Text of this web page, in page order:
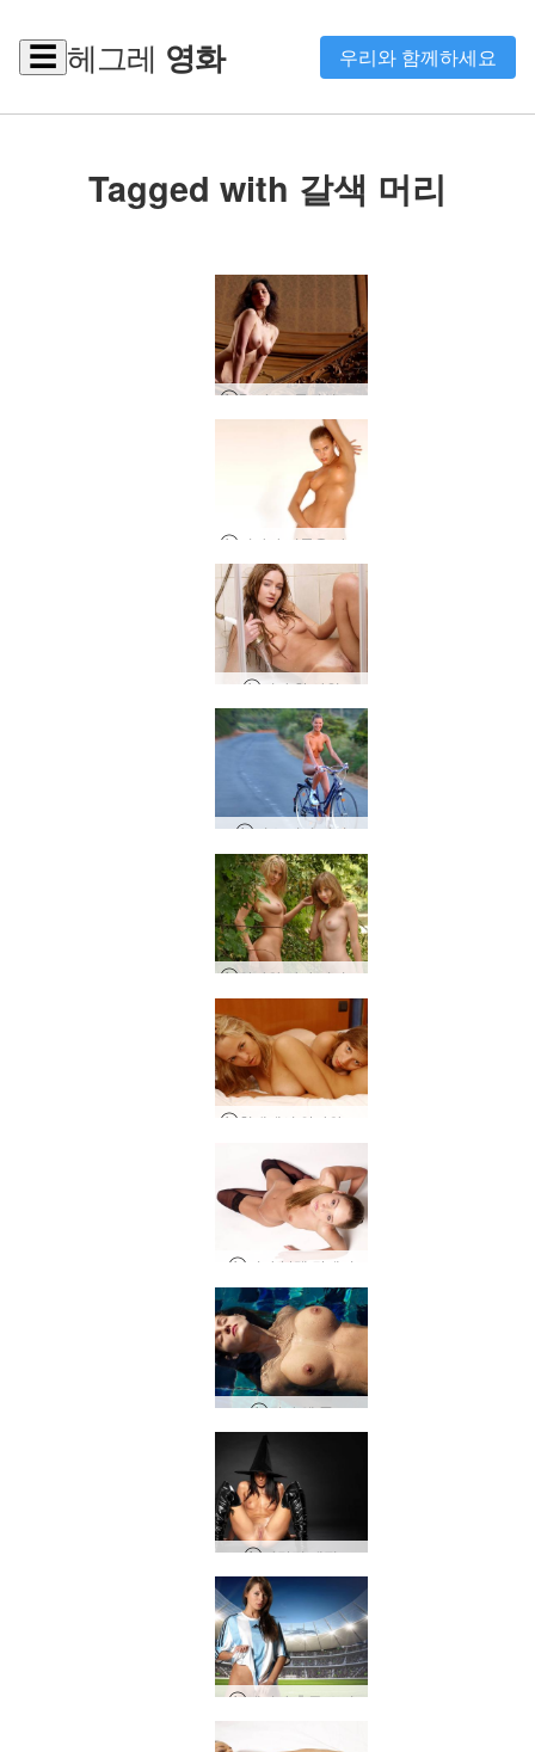
☰ 헤그레 영화 우리와 함께하세요
Tagged with 갈색 머리
Dasha - 궁전의 여신
비카가 기름을 바르다
니카 핫 샤워
미스 비카 타기
안나와 마자 리버 걸스
니카 블랙 란제리
린다 엘 풀
아망딘 매직
에리카 축구 소녀